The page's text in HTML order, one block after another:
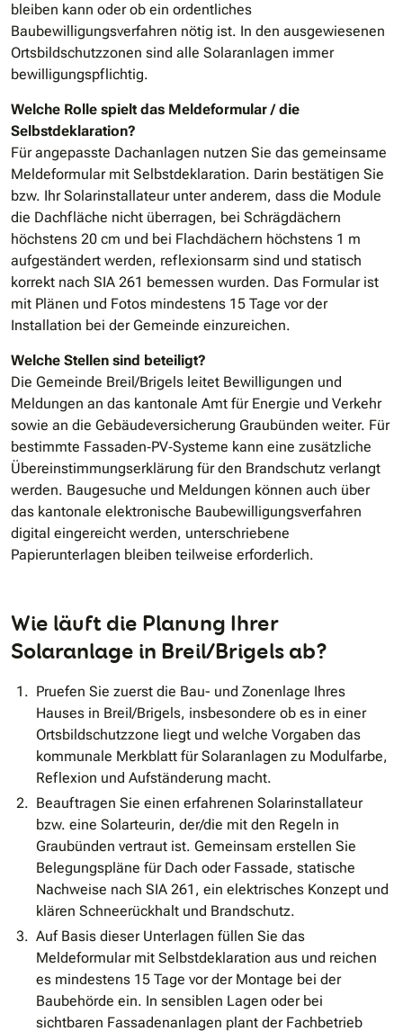
bleiben kann oder ob ein ordentliches
Baubewilligungsverfahren nötig ist. In den ausgewiesenen
Ortsbildschutzzonen sind alle Solaranlagen immer
bewilligungspflichtig.
Welche Rolle spielt das Meldeformular / die
Selbstdeklaration?
Für angepasste Dachanlagen nutzen Sie das gemeinsame
Meldeformular mit Selbstdeklaration. Darin bestätigen Sie
bzw. Ihr Solarinstallateur unter anderem, dass die Module
die Dachfläche nicht überragen, bei Schrägdächern
höchstens 20 cm und bei Flachdächern höchstens 1 m
aufgeständert werden, reflexionsarm sind und statisch
korrekt nach SIA 261 bemessen wurden. Das Formular ist
mit Plänen und Fotos mindestens 15 Tage vor der
Installation bei der Gemeinde einzureichen.
Welche Stellen sind beteiligt?
Die Gemeinde Breil/Brigels leitet Bewilligungen und
Meldungen an das kantonale Amt für Energie und Verkehr
sowie an die Gebäudeversicherung Graubünden weiter. Für
bestimmte Fassaden‐PV‐Systeme kann eine zusätzliche
Übereinstimmungserklärung für den Brandschutz verlangt
werden. Baugesuche und Meldungen können auch über
das kantonale elektronische Baubewilligungsverfahren
digital eingereicht werden, unterschriebene
Papierunterlagen bleiben teilweise erforderlich.
Wie läuft die Planung Ihrer
Solaranlage in Breil/Brigels ab?
Pruefen Sie zuerst die Bau- und Zonenlage Ihres
Hauses in Breil/Brigels, insbesondere ob es in einer
Ortsbildschutzzone liegt und welche Vorgaben das
kommunale Merkblatt für Solaranlagen zu Modulfarbe,
Reflexion und Aufständerung macht.
Beauftragen Sie einen erfahrenen Solarinstallateur
bzw. eine Solarteurin, der/die mit den Regeln in
Graubünden vertraut ist. Gemeinsam erstellen Sie
Belegungspläne für Dach oder Fassade, statische
Nachweise nach SIA 261, ein elektrisches Konzept und
klären Schneerückhalt und Brandschutz.
Auf Basis dieser Unterlagen füllen Sie das
Meldeformular mit Selbstdeklaration aus und reichen
es mindestens 15 Tage vor der Montage bei der
Baubehörde ein. In sensiblen Lagen oder bei
sichtbaren Fassadenanlagen plant der Fachbetrieb